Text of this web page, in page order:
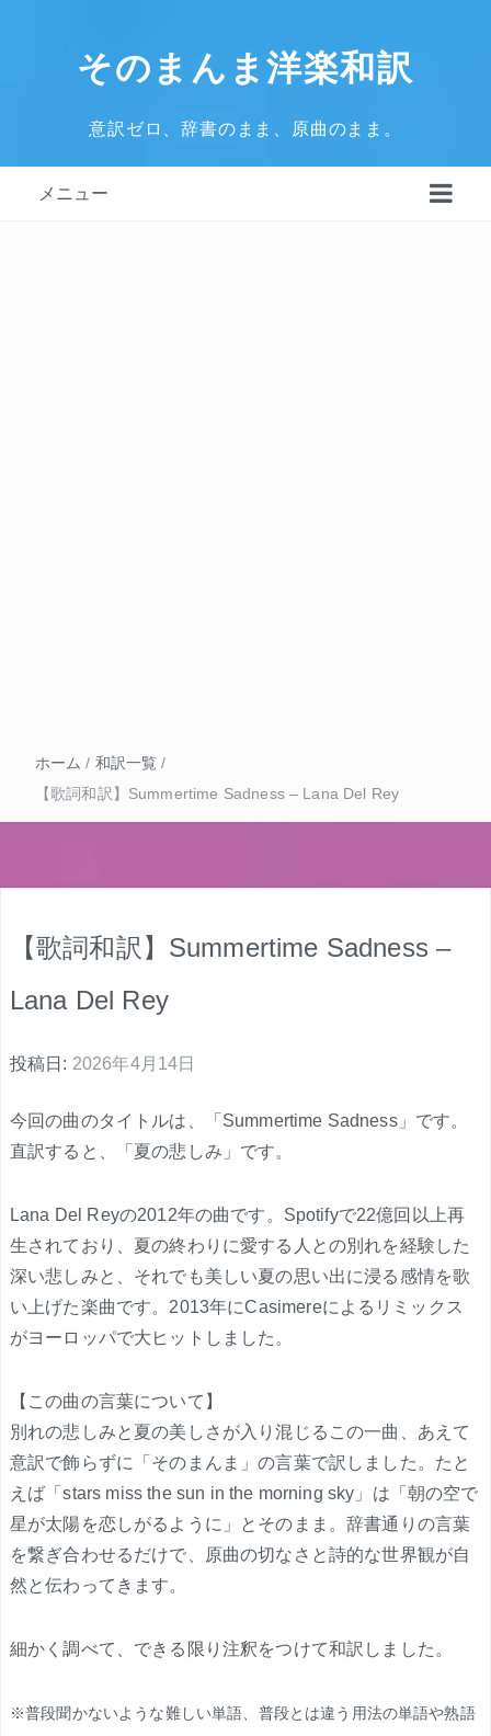
そのまんま洋楽和訳
意訳ゼロ、辞書のまま、原曲のまま。
メニュー
ホーム / 和訳一覧 /
【歌詞和訳】Summertime Sadness – Lana Del Rey
【歌詞和訳】Summertime Sadness –
Lana Del Rey
投稿日: 2026年4月14日
今回の曲のタイトルは、「Summertime Sadness」です。
直訳すると、「夏の悲しみ」です。
Lana Del Reyの2012年の曲です。Spotifyで22億回以上再
生されており、夏の終わりに愛する人との別れを経験した
深い悲しみと、それでも美しい夏の思い出に浸る感情を歌
い上げた楽曲です。2013年にCasimereによるリミックス
がヨーロッパで大ヒットしました。
【この曲の言葉について】
別れの悲しみと夏の美しさが入り混じるこの一曲、あえて
意訳で飾らずに「そのまんま」の言葉で訳しました。たと
えば「stars miss the sun in the morning sky」は「朝の空で
星が太陽を恋しがるように」とそのまま。辞書通りの言葉
を繋ぎ合わせるだけで、原曲の切なさと詩的な世界観が自
然と伝わってきます。
細かく調べて、できる限り注釈をつけて和訳しました。
※普段聞かないような難しい単語、普段とは違う用法の単語や熟語